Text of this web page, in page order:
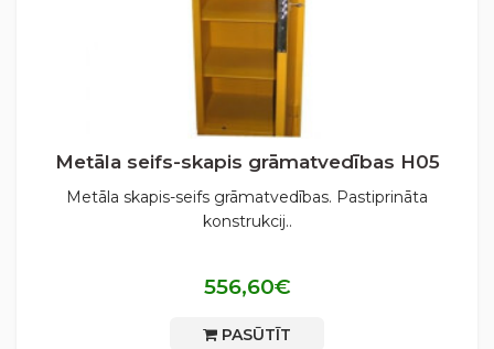
Metāla seifs-skapis grāmatvedības H05
Metāla skapis-seifs grāmatvedības. Pastiprināta
konstrukcij..
556,60€
PASŪTĪT